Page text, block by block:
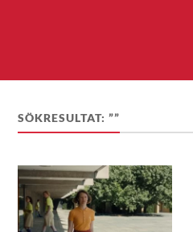
SÖKRESULTAT: ””